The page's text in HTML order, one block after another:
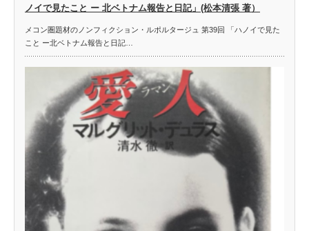
ノイで見たこと ー 北ベトナム報告と日記」(松本清張 著）
メコン圏題材のノンフィクション・ルポルタージュ 第39回 「ハノイで見た
こと ー北ベトナム報告と日記…